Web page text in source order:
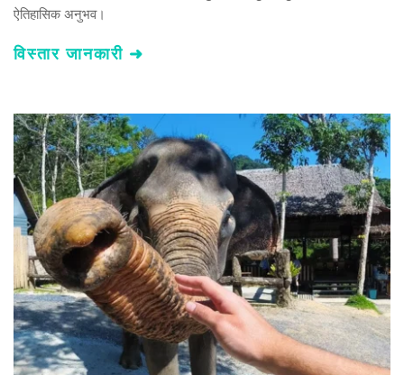
ऐतिहासिक अनुभव।
विस्तार जानकारी ➜